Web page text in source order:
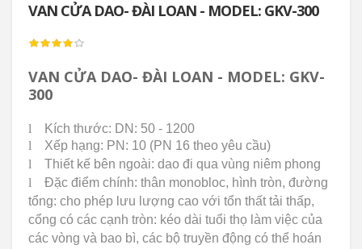
VAN CỬA DAO- ĐÀI LOAN - MODEL: GKV-300
VAN CỬA DAO- ĐÀI LOAN - MODEL: GKV-
300
l
Kích thước: DN: 50 - 1200
l
Xếp hạng: PN: 10 (PN 16 theo yêu cầu)
l
Thiết kế bên ngoài: dao đi qua vùng niêm phong
l
Đặc điểm chính: thân monobloc, hình tròn, đường
tổng: cho phép lưu lượng cao với tổn thất tải thấp,
cổng có các cạnh tròn: kéo dài tuổi thọ làm việc của
các vòng và bao bì, các bộ truyền động có thể hoán